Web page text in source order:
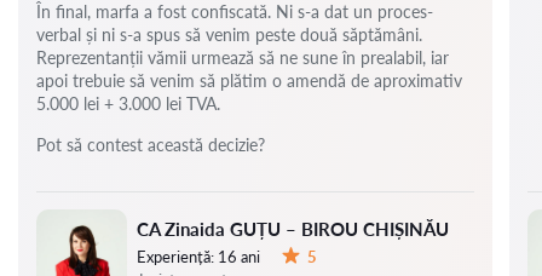
CA Zinaida GUȚU – BIROU CHIȘINĂU
Experiență: 16 ani
5
În final, marfa a fost confiscată. Ni s-a dat un proces-
verbal și ni s-a spus să venim peste două săptămâni.
Reprezentanții vămii urmează să ne sune în prealabil, iar
apoi trebuie să venim să plătim o amendă de aproximativ
5.000 lei + 3.000 lei TVA.
Pot să contest această decizie?